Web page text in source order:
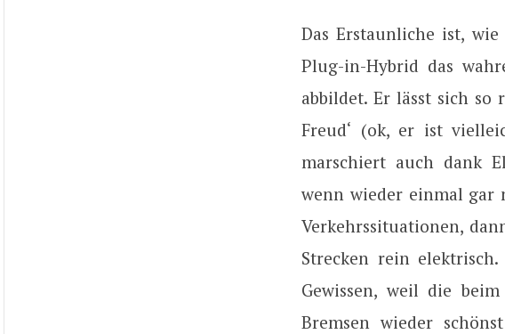
Das Erstaunliche ist,
Plug-in-Hybrid das
abbildet. Er lässt sich
Freud‘ (ok, er ist
marschiert auch dank
wenn wieder einmal
Verkehrssituationen,
Strecken rein
Gewissen, weil die
Bremsen wieder